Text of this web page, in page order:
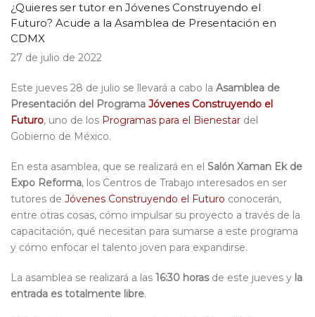
¿Quieres ser tutor en Jóvenes Construyendo el
Futuro? Acude a la Asamblea de Presentación en
CDMX
27 de julio de 2022
Este jueves 28 de julio se llevará a cabo la Asamblea de
Presentación del Programa Jóvenes Construyendo el
Futuro, uno de los Programas para el Bienestar del
Gobierno de México.
En esta asamblea, que se realizará en el Salón Xaman Ek de
Expo Reforma, los Centros de Trabajo interesados en ser
tutores de Jóvenes Construyendo el Futuro conocerán,
entre otras cosas, cómo impulsar su proyecto a través de la
capacitación, qué necesitan para sumarse a este programa
y cómo enfocar el talento joven para expandirse.
La asamblea se realizará a las 16:30 horasde este jueves y la
entrada es totalmente libre.